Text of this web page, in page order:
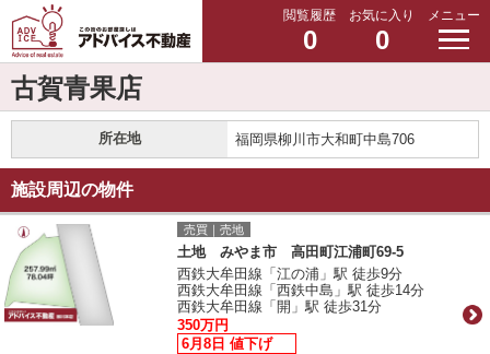
閲覧履歴
0
お気に入り
0
メニュー
古賀青果店
所在地 福岡県柳川市大和町中島706
施設周辺の物件
売買｜売地
土地 みやま市 高田町江浦町69-5
西鉄大牟田線「江の浦」駅 徒歩9分
西鉄大牟田線「西鉄中島」駅 徒歩14分
西鉄大牟田線「開」駅 徒歩31分
350万円
6月8日 値下げ